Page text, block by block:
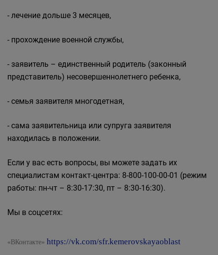
- лечение дольше 3 месяцев,
- прохождение военной службы,
- заявитель – единственный родитель (законный
представитель) несовершеннолетнего ребенка,
- семья заявителя многодетная,
- сама заявительница или супруга заявителя
находилась в положении.
Если у вас есть вопросы, вы можете задать их
специалистам контакт-центра: 8-800-100-00-01 (режим
работы: пн-чт – 8:30-17:30, пт – 8:30-16:30).
Мы в соцсетях:
«ВКонтакте» https://vk.com/sfr.kemerovskayaoblast